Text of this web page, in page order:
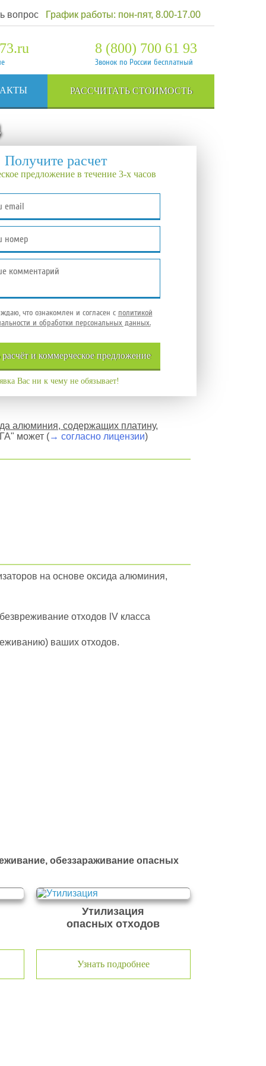
вопрос График работы: пон-пят, 8.00-17.00
8 (800) 700 61 93
Звонок по России бесплатный
РАССЧИТАТЬ СТОИМОСТЬ
Получите расчет
предложение в течение 3-х часов
что ознакомлен и согласен с политикой
и обработки персональных данных.
расчёт и коммерческоепредложение
Вас ни к чему не обязывает!
алюминия, содержащих платину,
может (→ согласно лицензии)
на основе оксида алюминия,
отходов lV класса
ваших отходов.
обеззараживание опасных
Утилизация
опасных отходов
Узнать подробнее